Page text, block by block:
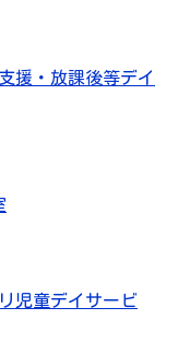
援・放課後等デイ
児童デイサービ